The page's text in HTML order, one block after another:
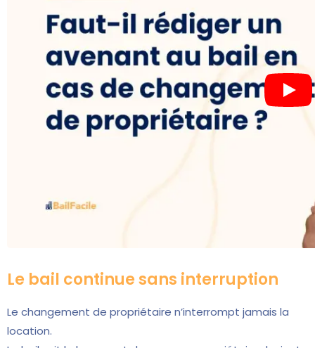
Le bail continue sans interruption
Le changement de propriétaire n’interrompt jamais la
location.